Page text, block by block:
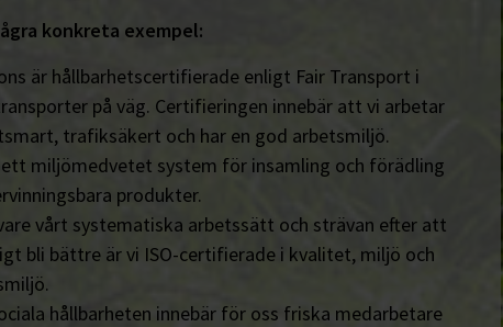
konkreta exempel:
är hållbarhetscertifierade enligt Fair Transport i
på väg. Certifieringen innebär att vi arbetar
trafiksäkert och har en god arbetsmiljö.
ett miljömedvetet system för insamling och förädling
produkter.
vårt systematiska arbetssätt och strävan efter att
bli bättre är vi ISO-certifierade i kvalitet, miljö och
hållbarheten innebär för oss friska medarbetare